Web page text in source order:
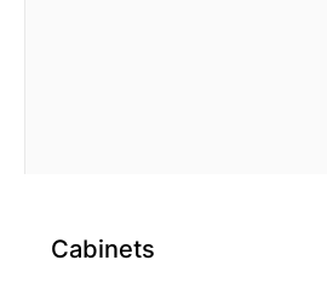
Cabinets